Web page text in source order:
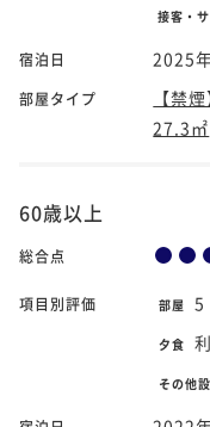
接客・
宿泊日 2025
部屋タイプ
【禁
27.3㎡
60歳以上
総合点
項目別評価 部屋 5
夕食
その他